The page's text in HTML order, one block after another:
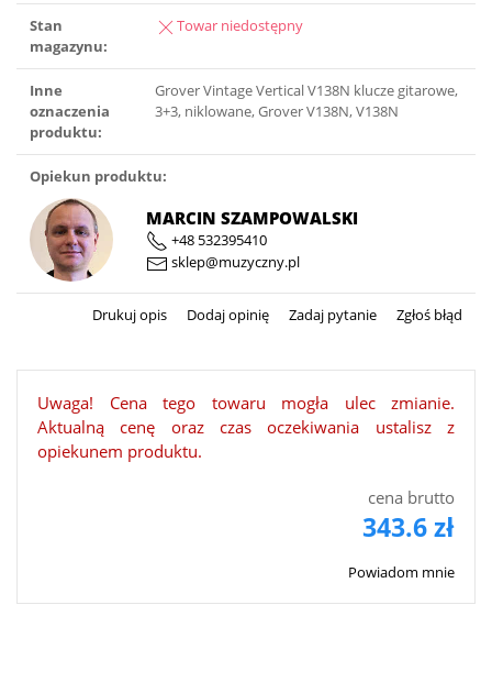
Stan
magazynu:
Towar niedostępny
Inne
oznaczenia
produktu:
Grover Vintage Vertical V138N klucze gitarowe,
3+3, niklowane, Grover V138N, V138N
Opiekun produktu:
MARCIN SZAMPOWALSKI
+48 532395410
sklep@muzyczny.pl
Drukuj opis Dodaj opinię Zadaj pytanie Zgłoś błąd
Uwaga! Cena tego towaru mogła ulec zmianie.
Aktualną cenę oraz czas oczekiwania ustalisz z
opiekunem produktu.
cena brutto
343.6 zł
Powiadom mnie